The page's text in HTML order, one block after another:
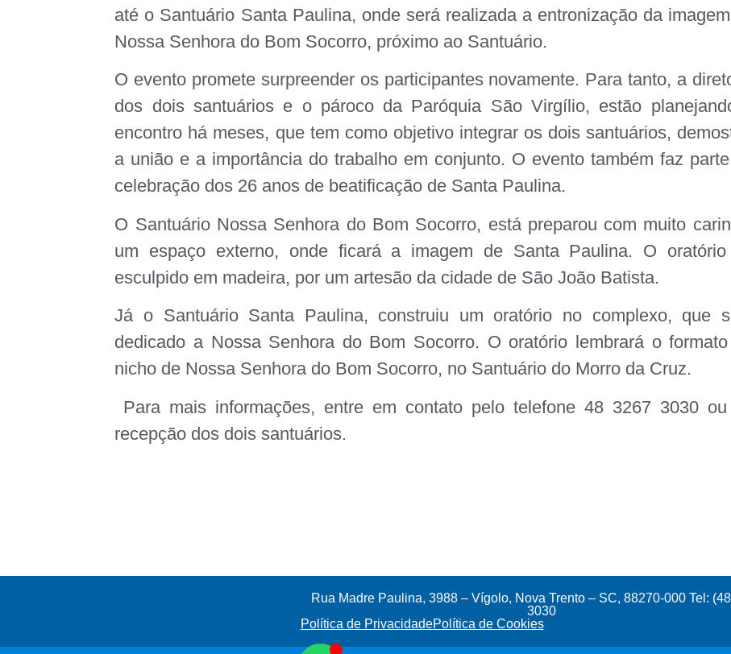
até o Santuário Santa Paulina, onde será realizada a entronização da
Nossa Senhora do Bom Socorro, próximo ao Santuário.
O evento promete surpreender os participantes novamente. Para tanto, a
dos dois santuários e o pároco da Paróquia São Virgílio, estão
encontro há meses, que tem como objetivo integrar os dois santuários,
a união e a importância do trabalho em conjunto. O evento também faz
celebração dos 26 anos de beatificação de Santa Paulina.
O Santuário Nossa Senhora do Bom Socorro, está preparou com muito
um espaço externo, onde ficará a imagem de Santa Paulina. O
esculpido em madeira, por um artesão da cidade de São João Batista.
Já o Santuário Santa Paulina, construiu um oratório no complexo, que
dedicado a Nossa Senhora do Bom Socorro. O oratório lembrará o
nicho de Nossa Senhora do Bom Socorro, no Santuário do Morro da Cruz.
Para mais informações, entre em contato pelo telefone 48 3267 3030
recepção dos dois santuários.
Rua Madre Paulina, 3988 – Vígolo, Nova Trento – SC, 88270-000 Tel:
3030
Política de PrivacidadePolítica de Cookies